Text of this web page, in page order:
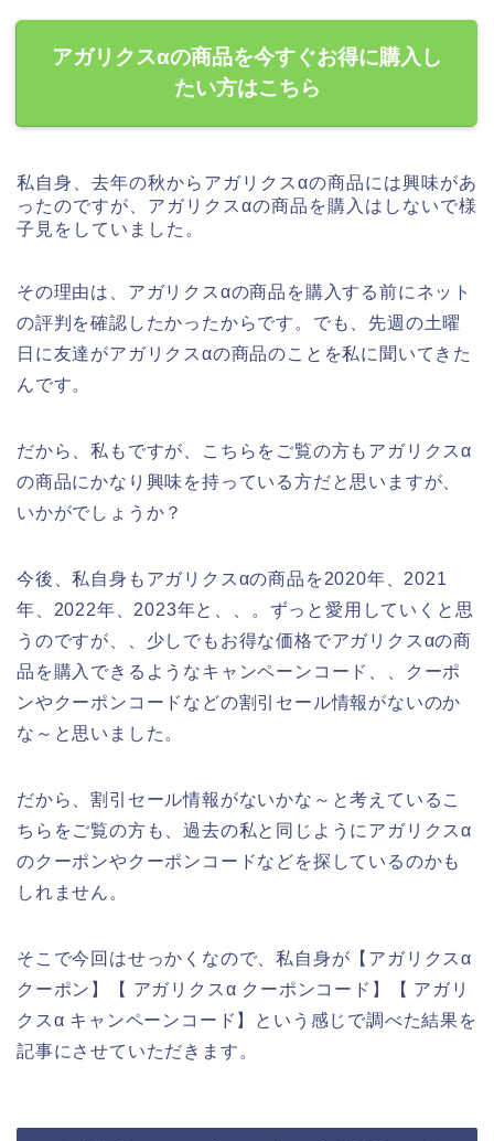
アガリクスαの商品を今すぐお得に購入し
たい方はこちら
私自身、去年の秋からアガリクスαの商品には興味があ
ったのですが、アガリクスαの商品を購入はしないで様
子見をしていました。
その理由は、アガリクスαの商品を購入する前にネット
の評判を確認したかったからです。でも、先週の土曜
日に友達がアガリクスαの商品のことを私に聞いてきた
んです。
だから、私もですが、こちらをご覧の方もアガリクスα
の商品にかなり興味を持っている方だと思いますが、
いかがでしょうか？
今後、私自身もアガリクスαの商品を2020年、2021
年、2022年、2023年と、、。ずっと愛用していくと思
うのですが、、少しでもお得な価格でアガリクスαの商
品を購入できるようなキャンペーンコード、、クーポ
ンやクーポンコードなどの割引セール情報がないのか
な～と思いました。
だから、割引セール情報がないかな～と考えているこ
ちらをご覧の方も、過去の私と同じようにアガリクスα
のクーポンやクーポンコードなどを探しているのかも
しれません。
そこで今回はせっかくなので、私自身が【アガリクスα
クーポン】【 アガリクスα クーポンコード】【 アガリ
クスα キャンペーンコード】という感じで調べた結果を
記事にさせていただきます。